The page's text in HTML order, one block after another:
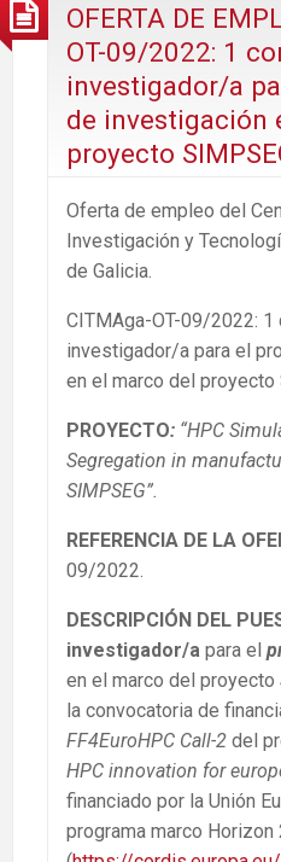
OFERTA DE
OT-09/2022: 1
investigador/a
de investigación
proyecto
Oferta de empleo del
Investigación y
de Galicia.
CITMAga-OT-09/2022: 1
investigador/a para el
en el marco del proyecto
PROYECTO: “HPC
Segregation in
SIMPSEG”.
REFERENCIA DE LA
09/2022.
DESCRIPCIÓN DEL
investigador/a para el
en el marco del proyecto
la convocatoria de
FF4EuroHPC Call-2 del
HPC innovation for
financiado por la Unión
programa marco Horizon